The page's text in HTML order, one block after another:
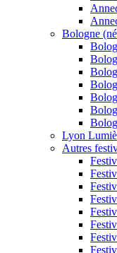
Bologne
Lyon
Autres